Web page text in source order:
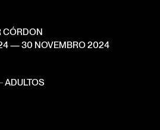
CÓRDON
—30 NOVEMBRO 2024
ADULTOS